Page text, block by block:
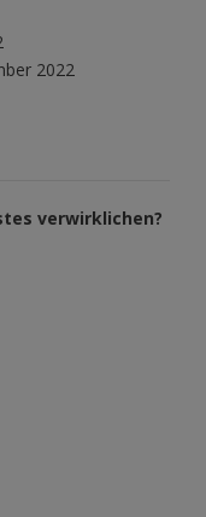
2022
verwirklichen?